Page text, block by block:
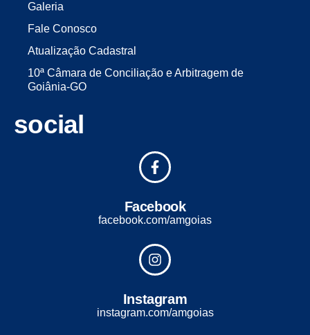
Galeria
Fale Conosco
Atualização Cadastral
10ª Câmara de Conciliação e Arbitragem de
Goiânia-GO
social
Facebook
facebook.com/amgoias
Instagram
instagram.com/amgoias